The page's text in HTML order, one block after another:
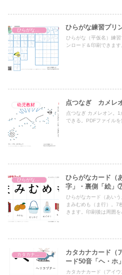
ひらがな練習プリ
ひらがな（平仮名）練
ンロード＆印刷できます
幼児教材 点つなぎ カメレ
点つなぎ カメレオン。
できる。PDFファイルを
ひらがなカード（
字」・裏側「絵」
ひらがなカード（あい
まみむめも（ま行）。7
きます。印刷後は周囲
カタカナカード（
ード50音「ヘ・ホ」
カタカナカード（アイ